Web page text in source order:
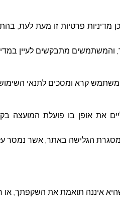
פרטיות זו מעת לעת,
והמשתמשים מתבקשים לעיין
קרא ומסכים לתנאי
את אופן בו פועלת המועצה
איננה תואמת את השקפתך, או